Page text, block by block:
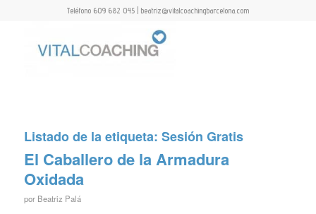
Teléfono 609 682 045 | beatriz@vitalcoachingbarcelona.com
Listado de la etiqueta: Sesión Gratis
El Caballero de la Armadura
Oxidada
por Beatriz Palá